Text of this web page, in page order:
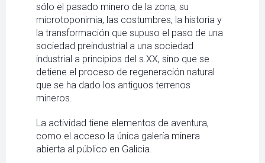
sólo el pasado minero de la zona, su
microtoponimia, las costumbres, la historia y
la transformación que supuso el paso de una
sociedad preindustrial a una sociedad
industrial a principios del s.XX, sino que se
detiene el proceso de regeneración natural
que se ha dado los antiguos terrenos
mineros.
La actividad tiene elementos de aventura,
como el acceso la única galería minera
abierta al público en Galicia.